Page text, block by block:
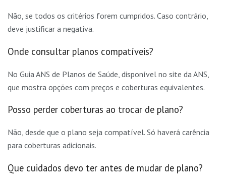
Não, se todos os critérios forem cumpridos. Caso contrário,
deve justificar a negativa.
Onde consultar planos compatíveis?
No Guia ANS de Planos de Saúde, disponível no site da ANS,
que mostra opções com preços e coberturas equivalentes.
Posso perder coberturas ao trocar de plano?
Não, desde que o plano seja compatível. Só haverá carência
para coberturas adicionais.
Que cuidados devo ter antes de mudar de plano?